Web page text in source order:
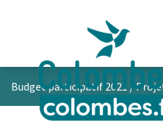
Budget participatif 2021 /